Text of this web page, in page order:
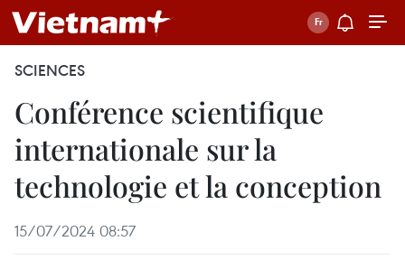
SCIENCES
Conférence scientifique
internationale sur la
technologie et la conception
15/07/2024 08:57